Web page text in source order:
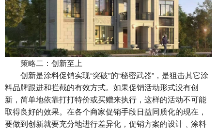
策略二：创新至上
创新是涂料促销实现“突破”的“秘密武器”，是狙击其它涂
料品牌跟进和拦截的有效方式。如果促销活动形式没有创
新，简单地依靠打打特价或买赠来执行，这样的活动不可能
取得良好的效果。在各个商家促销手段日益同质化的现在，
要做到创新就要充分地进行差异化，促销方案的设计﹑涂料